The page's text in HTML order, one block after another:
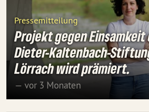
Pressemitteilung
Projekt gegen Einsamkeit
Dieter-Kaltenbach-
Lörrach wird prämiert.
— vor 3 Monaten